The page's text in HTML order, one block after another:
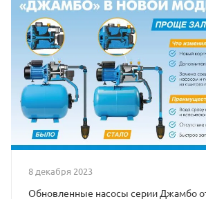
8 декабря 2023
Обновленные насосы серии Джамбо